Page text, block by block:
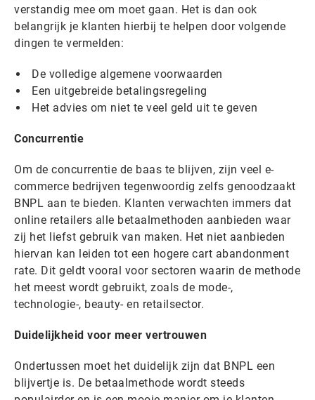
verstandig mee om moet gaan. Het is dan ook
belangrijk je klanten hierbij te helpen door volgende
dingen te vermelden:
De volledige algemene voorwaarden
Een uitgebreide betalingsregeling
Het advies om niet te veel geld uit te geven
Concurrentie
Om de concurrentie de baas te blijven, zijn veel e-
commerce bedrijven tegenwoordig zelfs genoodzaakt
BNPL aan te bieden. Klanten verwachten immers dat
online retailers alle betaalmethoden aanbieden waar
zij het liefst gebruik van maken. Het niet aanbieden
hiervan kan leiden tot een hogere cart abandonment
rate. Dit geldt vooral voor sectoren waarin de methode
het meest wordt gebruikt, zoals de mode-,
technologie-, beauty- en retailsector.
Duidelijkheid voor meer vertrouwen
Ondertussen moet het duidelijk zijn dat BNPL een
blijvertje is. De betaalmethode wordt steeds